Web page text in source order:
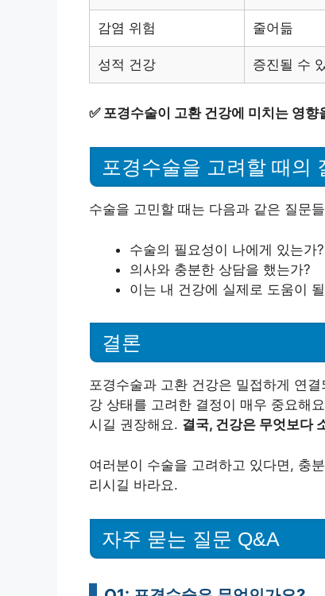
감염 위험 줄어듦
성적 건강 증진될 수
✅ 포경수술이 고환 건강에 미치는 영향
포경수술을 고려할 때의
수술을 고민할 때는 다음과 같은 질문
수술의 필요성이 나에게 있는가?
의사와 충분한 상담을 했는가?
이는 내 건강에 실제로 도움이
결론
포경수술과 고환 건강은 밀접하게 연
강 상태를 고려한 결정이 매우 중요해
시길 권장해요. 결국, 건강은 무엇보다
여러분이 수술을 고려하고 있다면, 충
리시길 바라요.
자주 묻는 질문 Q&A